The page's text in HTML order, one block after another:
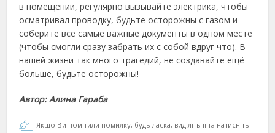
в помещении, регулярно вызывайте электрика, чтобы
осматривал проводку, будьте осторожны с газом и
соберите все самые важные документы в одном месте
(чтобы смогли сразу забрать их с собой вдруг что). В
нашей жизни так много трагедий, не создавайте ещё
больше, будьте осторожны!
Автор: Алина Гараба
Якщо Ви помітили помилку, будь ласка, виділіть її та натисніть